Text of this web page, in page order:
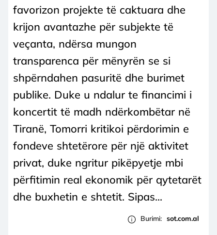
favorizon projekte të caktuara dhe
krijon avantazhe për subjekte të
veçanta, ndërsa mungon
transparenca për mënyrën se si
shpërndahen pasuritë dhe burimet
publike. Duke u ndalur te financimi i
koncertit të madh ndërkombëtar në
Tiranë, Tomorri kritikoi përdorimin e
fondeve shtetërore për një aktivitet
privat, duke ngritur pikëpyetje mbi
përfitimin real ekonomik për qytetarët
dhe buxhetin e shtetit. Sipas...
Burimi: sot.com.al